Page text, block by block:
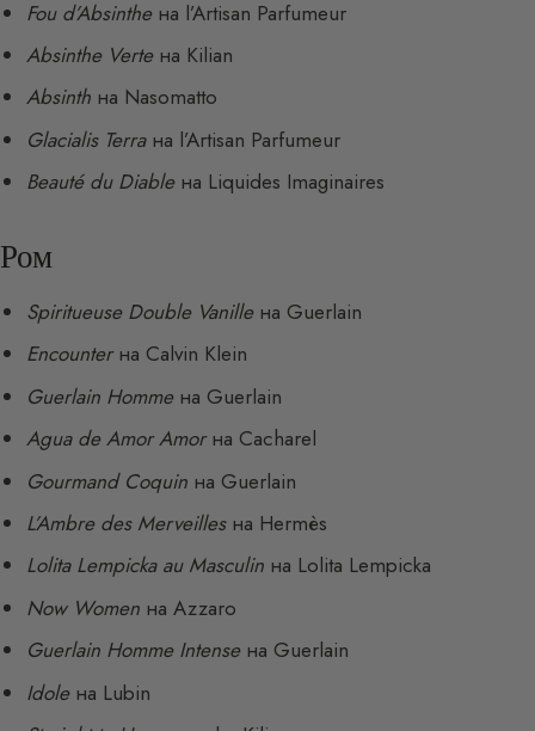
Fou d’Absintheна l’Artisan Parfumeur
Absinthe Verteна Kilian
Absinth на Nasomatto
Glacialis Terraна l’Artisan Parfumeur
Beauté du Diableна Liquides Imaginaires
Ром
Spiritueuse Double Vanilleна Guerlain
Encounterна Calvin Klein
Guerlain Hommeна Guerlain
Agua de Amor Amorна Cacharel
Gourmand Coquin на Guerlain
L’Ambre des Merveillesна Hermès
Lolita Lempicka au Masculin на Lolita Lempicka
Now Women на Azzaro
Guerlain Homme Intenseна Guerlain
Idoleна Lubin